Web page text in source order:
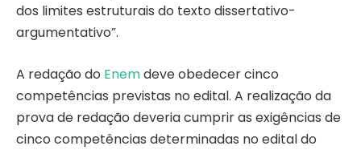
dos limites estruturais do texto dissertativo-
argumentativo”.
A redação do Enemdeve obedecer cinco
competências previstas no edital. A realização da
prova de redação deveria cumprir as exigências de
cinco competências determinadas no edital do